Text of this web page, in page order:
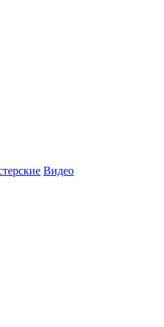
Видео